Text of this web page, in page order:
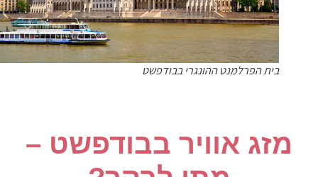
בית הפרלמנט ההונגרי בבודפשט
מזג אוויר בבודפשט –